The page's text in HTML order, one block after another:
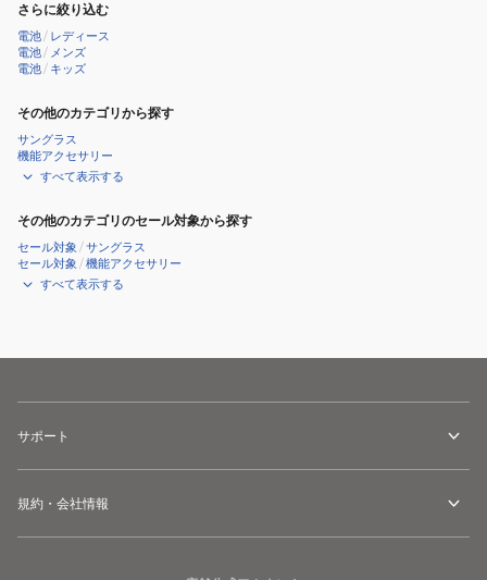
さらに絞り込む
電池/ レディース
電池/ メンズ
電池/ キッズ
その他のカテゴリから探す
サングラス
機能アクセサリー
すべて表示する
その他のカテゴリのセール対象から探す
セール対象 /サングラス
セール対象 /機能アクセサリー
すべて表示する
サポート
規約・会社情報